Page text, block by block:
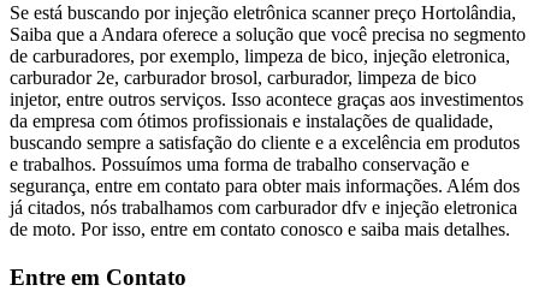
Se está buscando por injeção eletrônica scanner preço Hortolândia,
Saiba que a Andara oferece a solução que você precisa no segmento
de carburadores, por exemplo, limpeza de bico, injeção eletronica,
carburador 2e, carburador brosol, carburador, limpeza de bico
injetor, entre outros serviços. Isso acontece graças aos investimentos
da empresa com ótimos profissionais e instalações de qualidade,
buscando sempre a satisfação do cliente e a excelência em produtos
e trabalhos. Possuímos uma forma de trabalho conservação e
segurança, entre em contato para obter mais informações. Além dos
já citados, nós trabalhamos com carburador dfv e injeção eletronica
de moto. Por isso, entre em contato conosco e saiba mais detalhes.
Entre em Contato